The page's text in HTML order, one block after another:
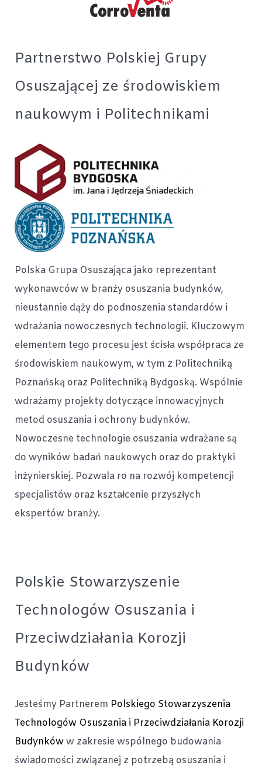
Partnerstwo Polskiej Grupy
Osuszającej ze środowiskiem
naukowym i Politechnikami
Polska Grupa Osuszająca jako reprezentant
wykonawców w branży osuszania budynków,
nieustannie dąży do podnoszenia standardów i
wdrażania nowoczesnych technologii. Kluczowym
elementem tego procesu jest ścisła współpraca ze
środowiskiem naukowym, w tym z Politechniką
Poznańską oraz Politechniką Bydgoską. Wspólnie
wdrażamy projekty dotyczące innowacyjnych
metod osuszania i ochrony budynków.
Nowoczesne technologie osuszania wdrażane są
do wyników badań naukowych oraz do praktyki
inżynierskiej. Pozwala ro na rozwój kompetencji
specjalistów oraz kształcenie przyszłych
ekspertów branży.
Polskie Stowarzyszenie
Technologów Osuszania i
Przeciwdziałania Korozji
Budynków
Jesteśmy Partnerem Polskiego Stowarzyszenia
Technologów Osuszania i Przeciwdziałania Korozji
Budynkóww zakresie wspólnego budowania
świadomości związanej z potrzebą osuszania i